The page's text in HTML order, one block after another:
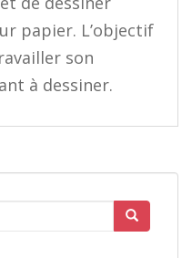
papier. L’objectif
son
à dessiner.